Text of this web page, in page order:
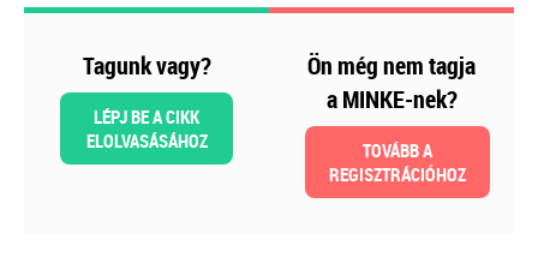
Külföldi gazdálkodó
Tagunk vagy?
LÉPJ BE A CIKK
ELOLVASÁSÁHOZ
Ön még nem tagja
a MINKE-nek?
TOVÁBB A
REGISZTRÁCIÓHOZ